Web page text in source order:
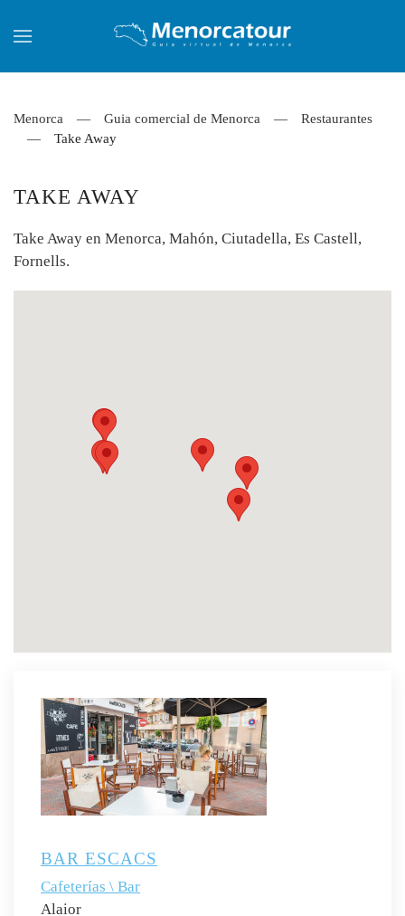
Skip to main content
Menorca Guia comercial de Menorca
Restaurantes
Take Away
TAKE AWAY
Take Away en Menorca, Mahón, Ciutadella, Es Castell,
Fornells.
BAR ESCACS
Cafeterías \ Bar
Alaior